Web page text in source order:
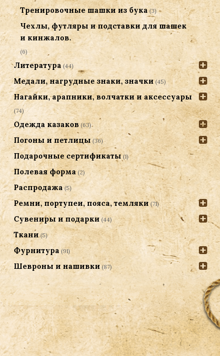
Тренировочные шашки из бука (3)
Чехлы, футляры и подставки для шашек
и кинжалов.
(6)
Литература (44)
Медали, нагрудные знаки, значки (45)
Нагайки, арапники, волчатки и аксессуары
(74)
Одежда казаков (63)
Погоны и петлицы (36)
Подарочные сертификаты (1)
Полевая форма (2)
Распродажа (5)
Ремни, портупеи, пояса, темляки (71)
Сувениры и подарки (44)
Ткани (5)
Фурнитура (91)
Шевроны и нашивки (87)